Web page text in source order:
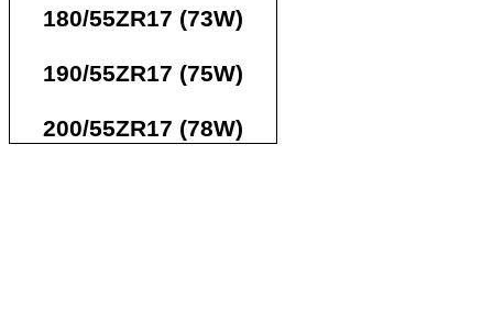
180/55ZR17 (73W)
190/55ZR17 (75W)
200/55ZR17 (78W)